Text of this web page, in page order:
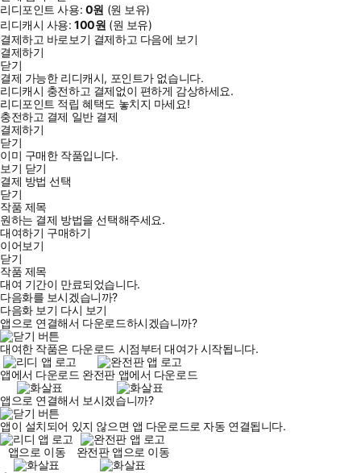
리디포인트 사용: 0원 (원 보유)
리디캐시 사용:100원 (원 보유)
결제하고 바로보기 결제하고 다음에 보기
결제하기
닫기
결제 가능한 리디캐시, 포인트가 없습니다.
리디캐시 충전하고 결제없이 편하게 감상하세요.
리디포인트 적립 혜택도 놓치지 마세요!
충전하고 결제 일반 결제
결제하기
닫기
이미 구매한 작품입니다.
보기 닫기
결제 방법 선택
닫기
작품 제목
원하는 결제 방법을 선택해주세요.
대여하기 구매하기
이어보기
닫기
작품 제목
대여 기간이 만료되었습니다.
다음화를 보시겠습니까?
다음화 보기 다시 보기
앱으로 연결해서 다운로드하시겠습니까?
대여한 작품은 다운로드 시점부터 대여가 시작됩니다.
앱에서 다운로드 완전판 앱에서 다운로드
앱으로 연결해서 보시겠습니까?
앱이 설치되어 있지 않으면 앱 다운로드로 자동 연결됩니다.
앱으로 이동
완전판 앱으로 이동